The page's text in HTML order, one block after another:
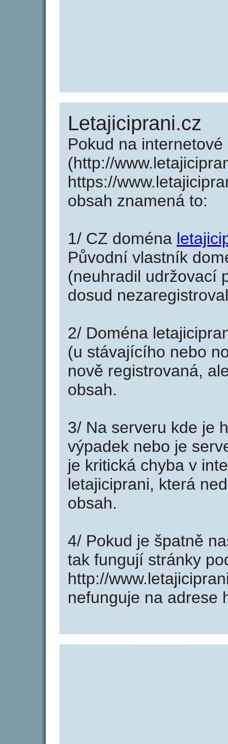
Letajiciprani.cz
Pokud na
(http://
https://
obsah znamená to:
1/ CZ doména
Původní vlastník
(neuhradil udržovací
dosud
2/ Doména
(u stávajícího nebo
nově registrovaná,
obsah.
3/ Na serveru kde je
výpadek nebo je
je kritická chyba v
letajiciprani, která
obsah.
4/ Pokud je špatně
tak fungují stránky
http://
nefunguje na adrese